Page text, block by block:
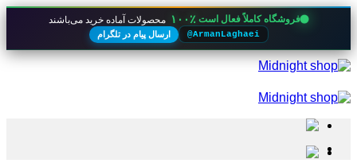
فروشگاه کاملاً فعال است ۱۰۰٪ محصولات آماده خرید می‌باشند
@ArmanLaghaei ارسال پیام در تلگرام
Skip
to